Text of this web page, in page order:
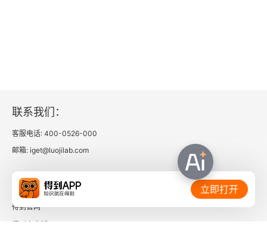
联系我们：
客服电话: 400-0526-000
邮箱: iget@luojilab.com
相关链接：
得到官网
立即打开